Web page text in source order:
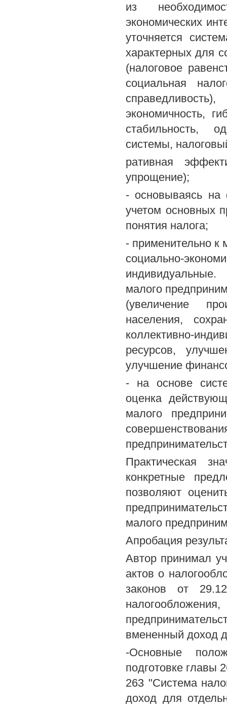
из
экономических
уточняется
характерных для
(налоговое
социальная
экономичность,
стабильность,
системы,
ративная
упрощение);
- основываясь на
учетом основных
понятия налога;
- применительно к
социально-
малого
(увеличение
населения,
коллективно-
ресурсов,
улучшение
- на основе
оценка
малого
Практическая
конкретные
позволяют
малого
Апробация
Автор принимал
актов о
законов от
вмененный доход
-Основные
подготовке главы
263 "Система
доход для